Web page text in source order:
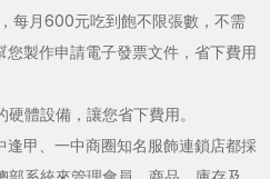
每月600元吃到飽不限張數，不需
您製作申請電子發票文件，省下費用
體設備，讓您省下費用。
逢甲、一中商圈知名服飾連鎖店都採